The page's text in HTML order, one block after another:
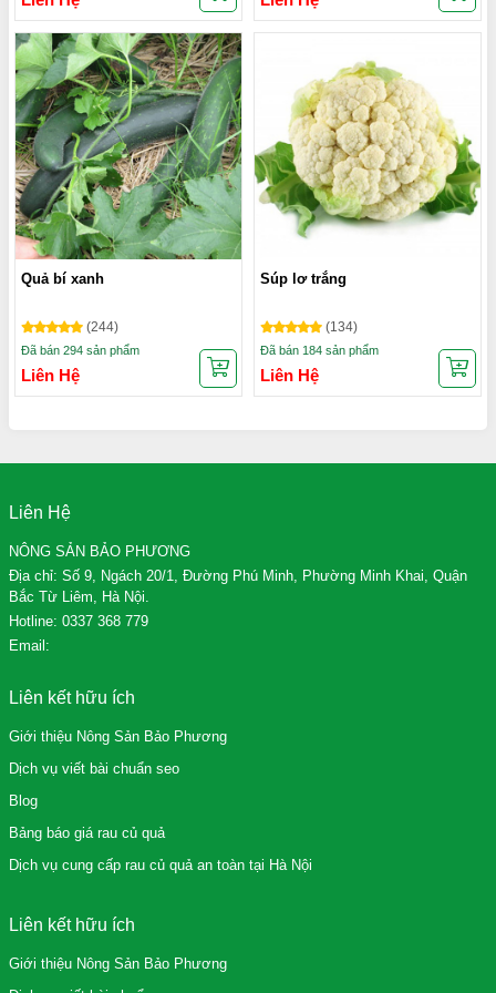
Quả bí xanh
(244)
Đã bán 294 sản phẩm
Liên Hệ
Súp lơ trắng
(134)
Đã bán 184 sản phẩm
Liên Hệ
Liên Hệ
NÔNG SẢN BẢO PHƯƠNG
Địa chỉ: Số 9, Ngách 20/1, Đường Phú Minh, Phường Minh Khai, Quận
Bắc Từ Liêm, Hà Nội.
Hotline: 0337 368 779
Email:
Liên kết hữu ích
Giới thiệu Nông Sản Bảo Phương
Dịch vụ viết bài chuẩn seo
Blog
Bảng báo giá rau củ quả
Dịch vụ cung cấp rau củ quả an toàn tại Hà Nội
Liên kết hữu ích
Giới thiệu Nông Sản Bảo Phương